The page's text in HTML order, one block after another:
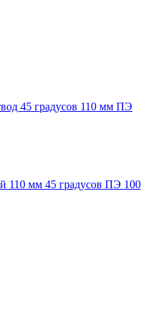
110 мм 45 градусов ПЭ 100